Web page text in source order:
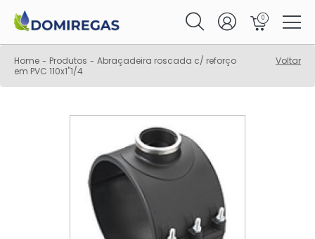
0
Home - Produtos - Abraçadeira roscada c/ reforço
em PVC 110x1"1/4
Voltar